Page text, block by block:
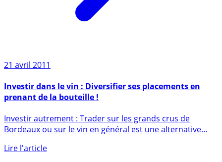
21 avril 2011
prenant de la bouteille !
Bordeaux ou sur le vin en général est une alternative